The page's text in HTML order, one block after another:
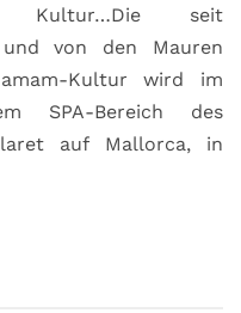
Kultur…Die seit
von den Mauren
Kultur wird im
SPA-Bereich des
auf Mallorca, in